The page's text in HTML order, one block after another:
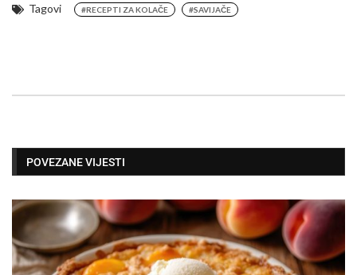
Tagovi #RECEPTI ZA KOLAČE #SAVIJAČE
POVEZANE VIJESTI